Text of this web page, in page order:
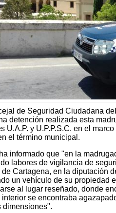
de Seguridad Ciudadana
detención realizada esta
U.A.P. y U.P.P.S.C. en el
el término municipal.
informado que "en la
labores de vigilancia de
Cartagena, en la diputación
un vehículo de su propiedad
al lugar reseñado, donde
interior se encontraba
dimensiones".